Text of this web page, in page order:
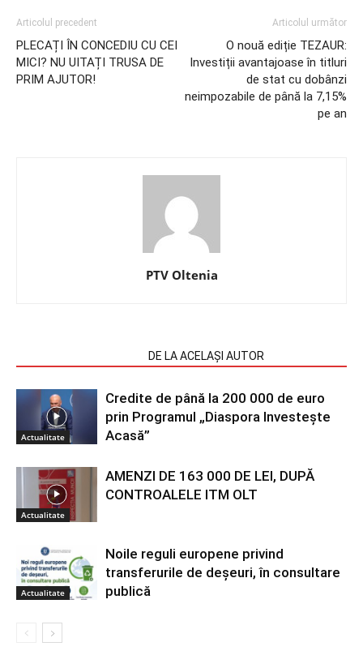
Articolul precedent
PLECAȚI ÎN CONCEDIU CU CEI
MICI? NU UITAȚI TRUSA DE
PRIM AJUTOR!
Articolul următor
O nouă ediție TEZAUR:
Investiții avantajoase în titluri
de stat cu dobânzi
neimpozabile de până la 7,15%
pe an
PTV Oltenia
DE LA ACELAȘI AUTOR
Actualitate
Credite de până la 200 000 de euro
prin Programul „Diaspora Investește
Acasă”
Actualitate
AMENZI DE 163 000 DE LEI, DUPĂ
CONTROALELE ITM OLT
Actualitate
Noile reguli europene privind
transferurile de deșeuri, în consultare
publică